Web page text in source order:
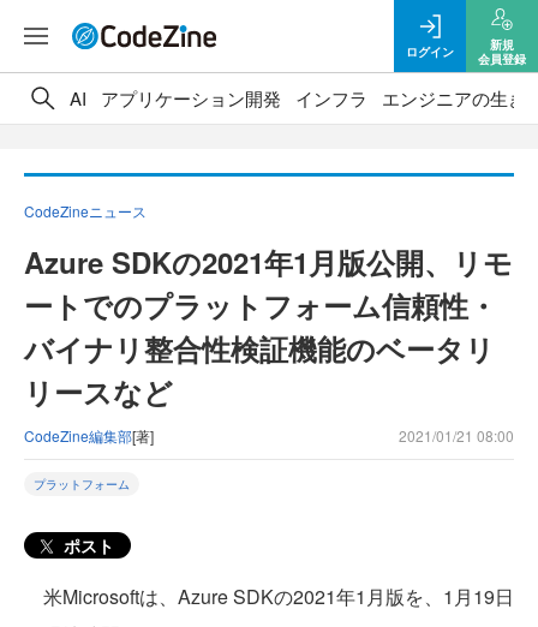
ログイン
新規
会員登録
AI アプリケーション開発 インフラ エンジニアの生き
CodeZineニュース
Azure SDKの2021年1月版公開、リモ
ートでのプラットフォーム信頼性・
バイナリ整合性検証機能のベータリ
リースなど
CodeZine編集部[著] 2021/01/21 08:00
プラットフォーム
ポスト
米Microsoftは、Azure SDKの2021年1月版を、1月19日